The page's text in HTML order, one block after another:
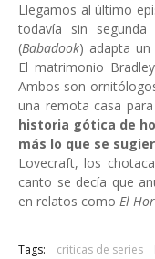
Llegamos al último
todavía sin segunda
(Babadook) adapta un
El matrimonio
Ambos son
una remota casa
historia gótica de
más lo que se
Lovecraft, los
canto se decía que
en relatos como El
Tags: criticas de series